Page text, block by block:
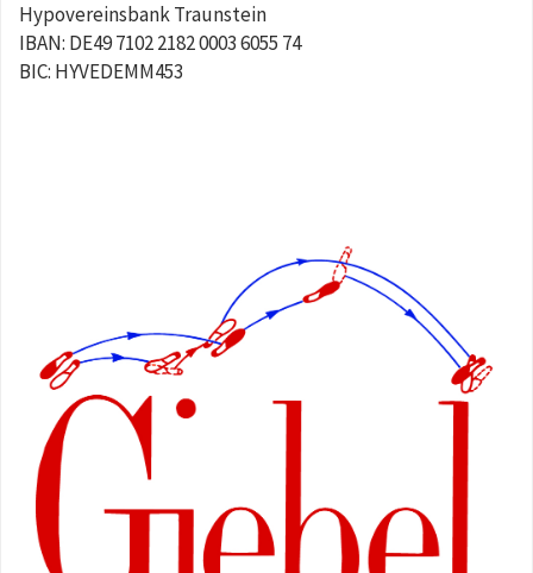
Hypovereinsbank Traunstein
IBAN: DE49 7102 2182 0003 6055 74
BIC: HYVEDEMM453